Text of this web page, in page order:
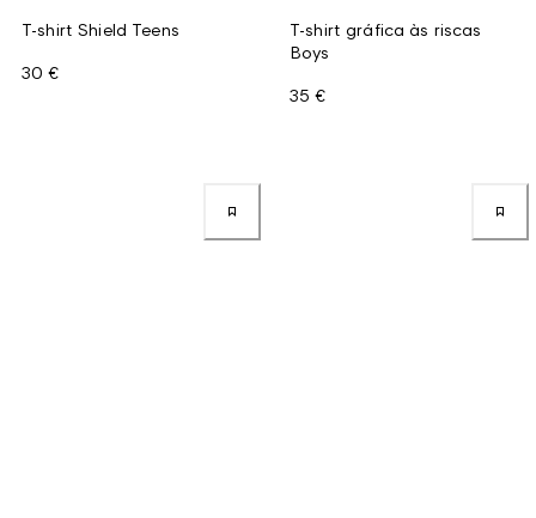
T-shirt Shield Teens
30 €
T-shirt gráfica às riscas
Boys
35 €